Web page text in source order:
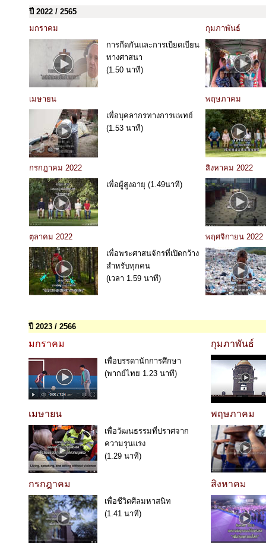
ปี 2022 / 2565
มกราคม
กุมภาพันธ์
การกีดกันและการเบียดเบียน
ทางศาสนา
(1.50 นาที)
เมษายน
พฤษภาคม
เพื่อบุคลากรทางการแพทย์
(1.53 นาที)
กรกฎาคม 2022
สิงหาคม 2022
เพื่อผู้สูงอายุ (1.49นาที)
ตุลาคม 2022
พฤศจิกายน 2022
เพื่อพระศาสนจักรที่เปิดกว้าง
สำหรับทุกคน
(เวลา 1.59 นาที)
ปี 2023 / 2566
มกราคม กุมภาพันธ์
เพื่อบรรดานักการศึกษา
(พากย์ไทย 1.23 นาที)
เมษายน พฤษภาคม
เพื่อวัฒนธรรมที่ปราศจาก
ความรุนแรง
(1.29 นาที)
กรกฎาคม สิงหาคม
เพื่อชีวิตศีลมหาสนิท
(1.41 นาที)